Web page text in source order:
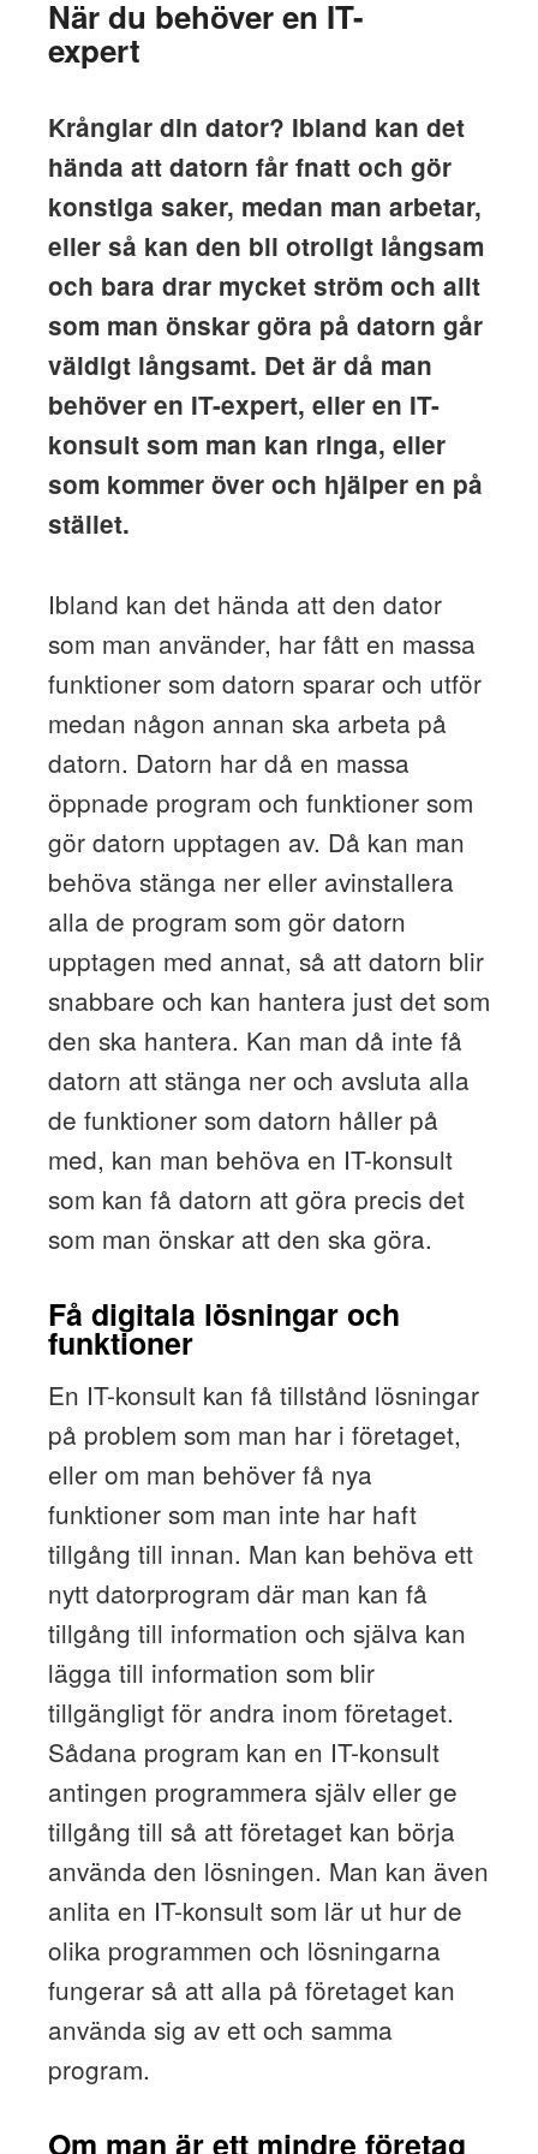
När du behöver en IT-
expert
Krånglar din dator? Ibland kan det
hända att datorn får fnatt och gör
konstiga saker, medan man arbetar,
eller så kan den bli otroligt långsam
och bara drar mycket ström och allt
som man önskar göra på datorn går
väldigt långsamt. Det är då man
behöver en IT-expert, eller en IT-
konsult som man kan ringa, eller
som kommer över och hjälper en på
stället.
Ibland kan det hända att den dator
som man använder, har fått en massa
funktioner som datorn sparar och utför
medan någon annan ska arbeta på
datorn. Datorn har då en massa
öppnade program och funktioner som
gör datorn upptagen av. Då kan man
behöva stänga ner eller avinstallera
alla de program som gör datorn
upptagen med annat, så att datorn blir
snabbare och kan hantera just det som
den ska hantera. Kan man då inte få
datorn att stänga ner och avsluta alla
de funktioner som datorn håller på
med, kan man behöva en IT-konsult
som kan få datorn att göra precis det
som man önskar att den ska göra.
Få digitala lösningar och
funktioner
En IT-konsult kan få tillstånd lösningar
på problem som man har i företaget,
eller om man behöver få nya
funktioner som man inte har haft
tillgång till innan. Man kan behöva ett
nytt datorprogram där man kan få
tillgång till information och själva kan
lägga till information som blir
tillgängligt för andra inom företaget.
Sådana program kan en IT-konsult
antingen programmera själv eller ge
tillgång till så att företaget kan börja
använda den lösningen. Man kan även
anlita en IT-konsult som lär ut hur de
olika programmen och lösningarna
fungerar så att alla på företaget kan
använda sig av ett och samma
program.
Om man är ett mindre företag